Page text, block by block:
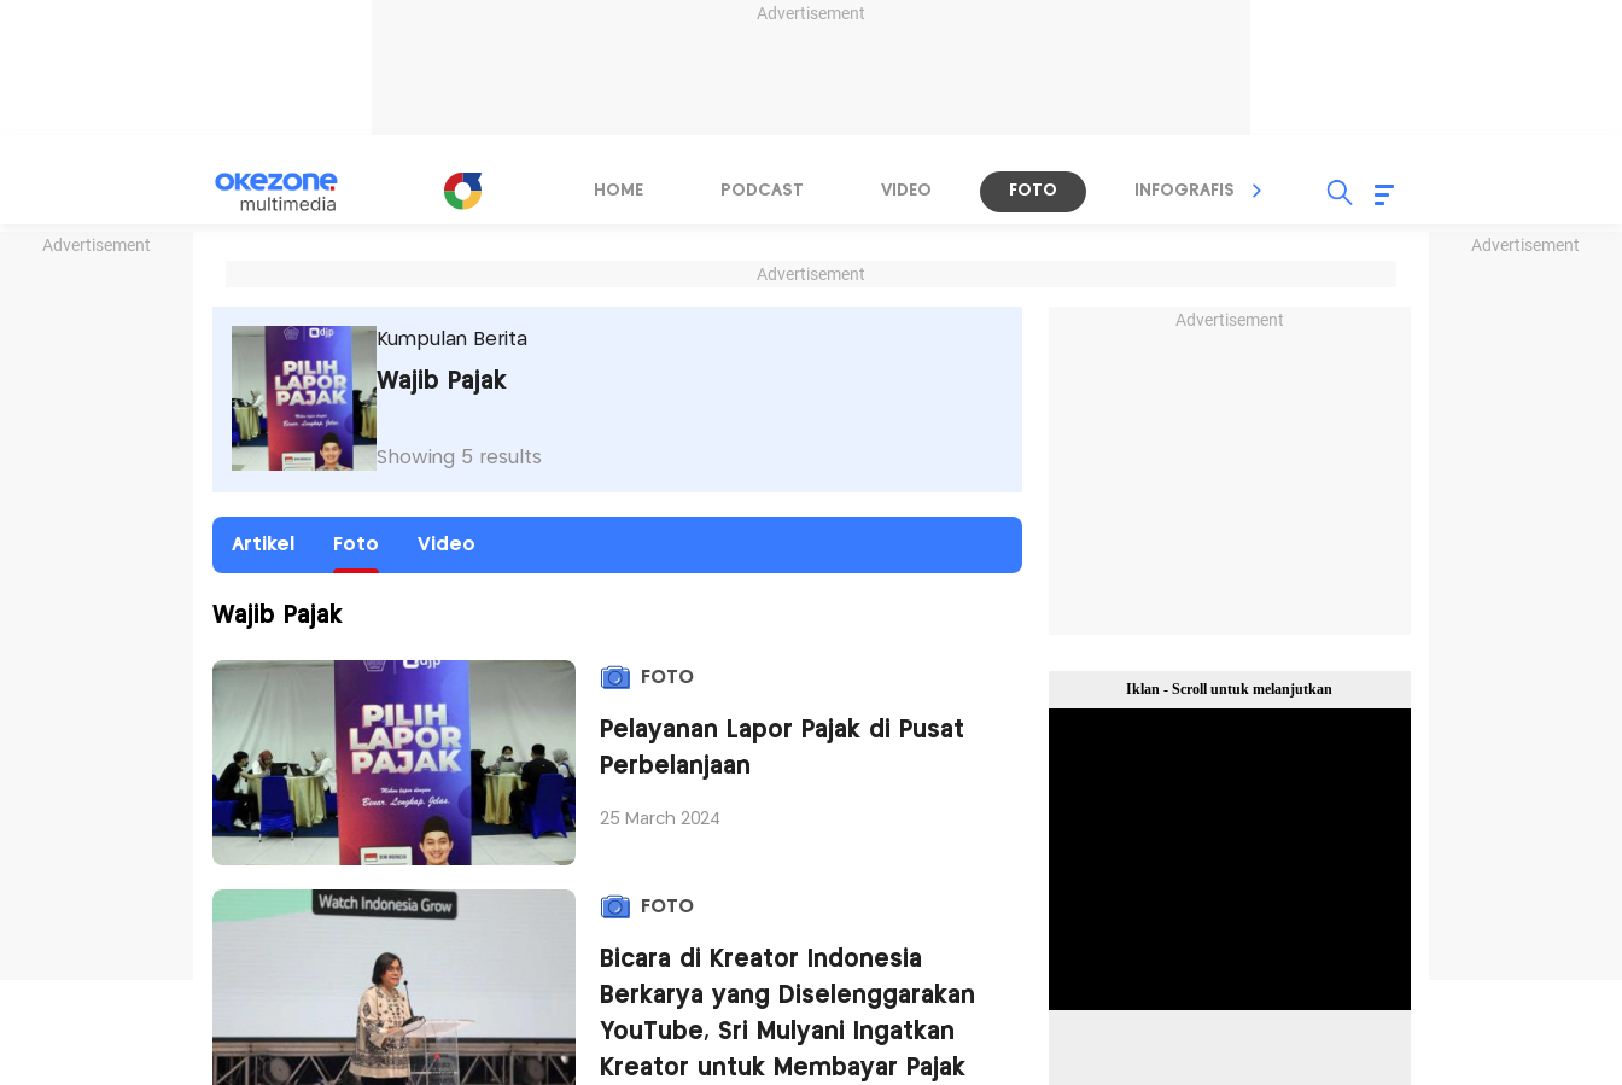
Advertisement
Advertisement Advertisement
HOME PODCAST VIDEO FOTO INFOGRAFIS TV STREAMING
Advertisement
Kumpulan Berita
Wajib Pajak
Showing 5 results
Artikel Foto Video
Wajib Pajak
FOTO
Pelayanan Lapor Pajak di Pusat
Perbelanjaan
25 March 2024
FOTO
Bicara di Kreator Indonesia
Berkarya yang Diselenggarakan
YouTube, Sri Mulyani Ingatkan
Kreator untuk Membayar Pajak
Advertisement
Iklan - Scroll untuk melanjutkan